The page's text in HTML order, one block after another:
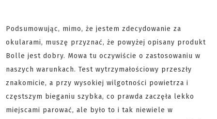
Podsumowując, mimo, że jestem zdecydowanie za
okularami, muszę przyznać, że powyżej opisany produkt
Bolle jest dobry. Mowa tu oczywiście o zastosowaniu w
naszych warunkach. Test wytrzymałościowy przeszły
znakomicie, a przy wysokiej wilgotności powietrza i
częstszym bieganiu szybka, co prawda zaczęła lekko
miejscami parować, ale było to i tak niewiele w